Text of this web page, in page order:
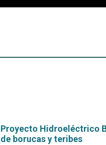
Proyecto Hidroeléctrico
de borucas y teribes